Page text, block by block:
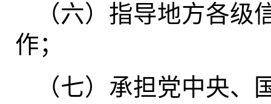
（六）指导地方各级
作；
（七）承担党中央、